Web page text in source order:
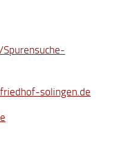
solingen.de